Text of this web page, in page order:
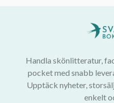
Handla skönlitteratur,
pocket med snabb
Upptäck nyheter,
enkelt